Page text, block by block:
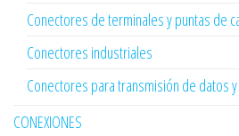
Conectores de terminales y puntas de
Conectores industriales
Conectores para transmisión de datos
CONEXIONES